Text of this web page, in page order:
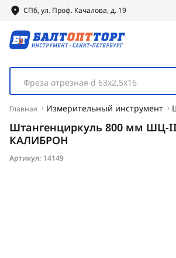
СПб, ул. Проф. Качалова, д. 19
Фреза отрезная d 63х2,5х16
Главная Измерительный инструмент
Штангенциркуль 800 мм ШЦ-
КАЛИБРОН
Артикул: 14149